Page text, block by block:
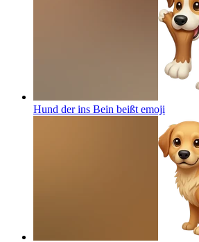
Hund der ins Bein beißt emoji